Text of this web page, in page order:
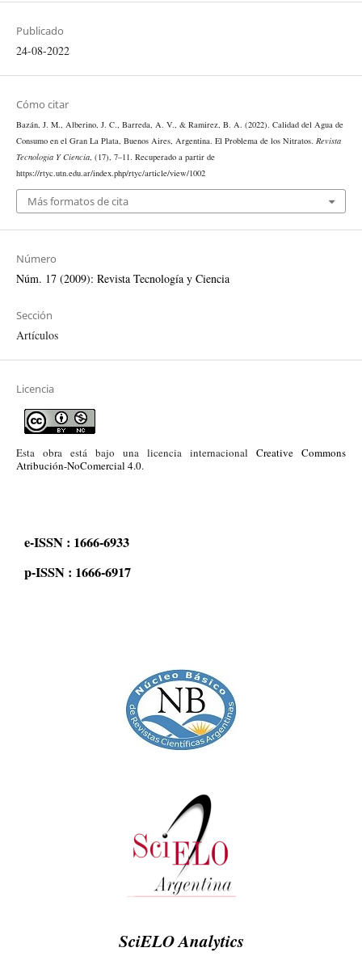
Publicado
24-08-2022
Cómo citar
Bazán, J. M., Alberino, J. C., Barreda, A. V., & Ramirez, B. A. (2022). Calidad del Agua de
Consumo en el Gran La Plata, Buenos Aires, Argentina. El Problema de los Nitratos. Revista
Tecnología Y Ciencia, (17), 7–11. Recuperado a partir de
https://rtyc.utn.edu.ar/index.php/rtyc/article/view/1002
Más formatos de cita
Número
Núm. 17 (2009): Revista Tecnología y Ciencia
Sección
Artículos
Licencia
Esta obra está bajo una licencia internacionalCreative Commons
Atribución-NoComercial 4.0.
e-ISSN : 1666-6933
p-ISSN : 1666-6917
SciELO Analytics